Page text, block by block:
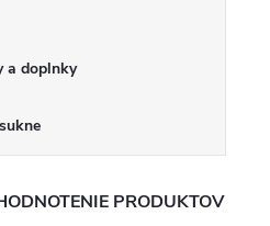
a doplnky
PRODUKTOV